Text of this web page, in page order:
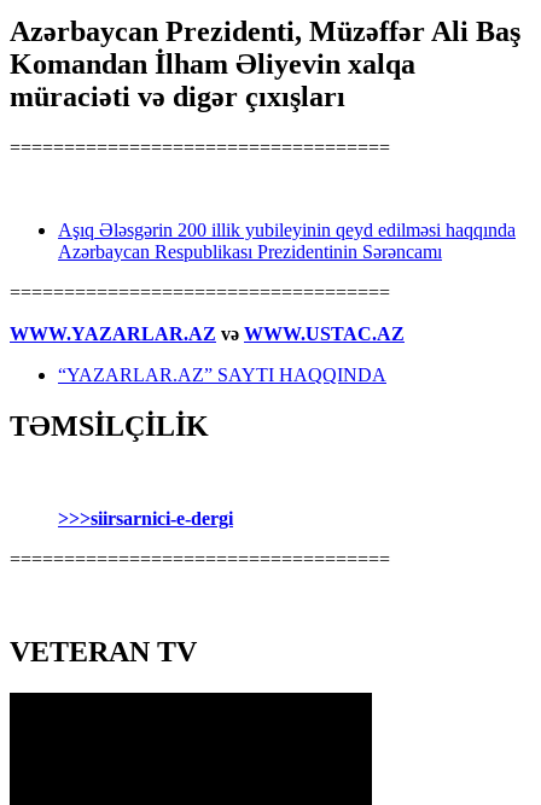
Azərbaycan Prezidenti, Müzəffər Ali Baş
Komandan İlham Əliyevin xalqa
müraciəti və digər çıxışları
===================================
Aşıq Ələsgərin 200 illik yubileyinin qeyd edilməsi haqqında
Azərbaycan Respublikası Prezidentinin Sərəncamı
===================================
WWW.YAZARLAR.AZ və WWW.USTAC.AZ
“YAZARLAR.AZ” SAYTI HAQQINDA
TƏMSİLÇİLİK
>>>siirsarnici-e-dergi
===================================
VETERAN TV